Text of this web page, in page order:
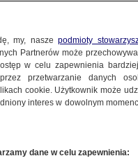
my, naszepodmioty
Partnerów może
w celu zapewnienia
przetwarzanie danych
cookie. Użytkownik może
interes w dowolnym
dane w celu zapewnienia: